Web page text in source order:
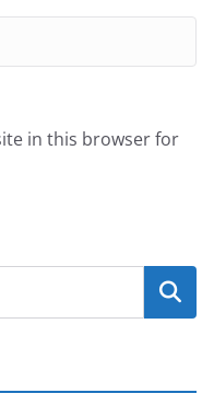
in this browser for
Search